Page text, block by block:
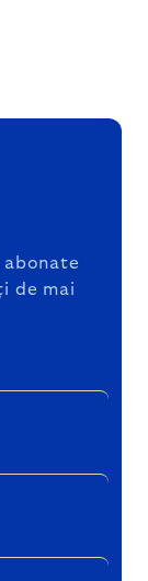
abonate
de mai